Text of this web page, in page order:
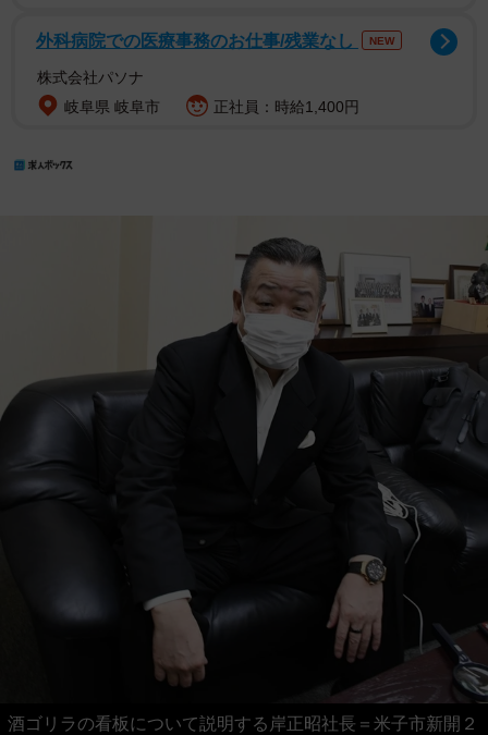
外科病院での医療事務のお仕事/残業なし NEW
株式会社パソナ
岐阜県 岐阜市
正社員：時給1,400円
酒ゴリラの看板について説明する岸正昭社長＝米子市新開２